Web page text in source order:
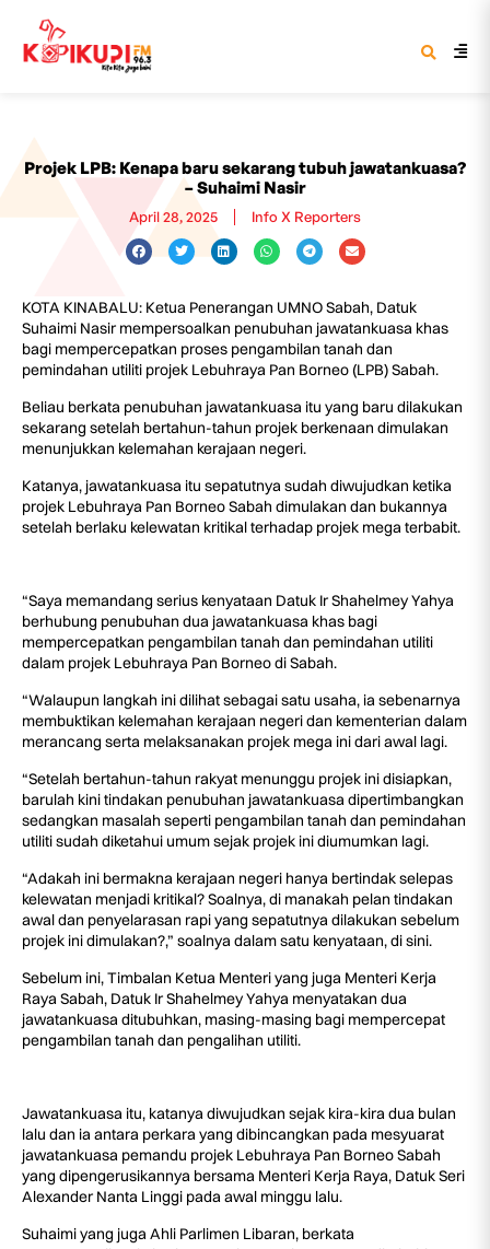
Projek LPB: Kenapa baru sekarang tubuh jawatankuasa?
– Suhaimi Nasir
April 28, 2025 Info X Reporters
KOTA KINABALU: Ketua Penerangan UMNO Sabah, Datuk
Suhaimi Nasir mempersoalkan penubuhan jawatankuasa khas
bagi mempercepatkan proses pengambilan tanah dan
pemindahan utiliti projek Lebuhraya Pan Borneo (LPB) Sabah.
Beliau berkata penubuhan jawatankuasa itu yang baru dilakukan
sekarang setelah bertahun-tahun projek berkenaan dimulakan
menunjukkan kelemahan kerajaan negeri.
Katanya, jawatankuasa itu sepatutnya sudah diwujudkan ketika
projek Lebuhraya Pan Borneo Sabah dimulakan dan bukannya
setelah berlaku kelewatan kritikal terhadap projek mega terbabit.
“Saya memandang serius kenyataan Datuk Ir Shahelmey Yahya
berhubung penubuhan dua jawatankuasa khas bagi
mempercepatkan pengambilan tanah dan pemindahan utiliti
dalam projek Lebuhraya Pan Borneo di Sabah.
“Walaupun langkah ini dilihat sebagai satu usaha, ia sebenarnya
membuktikan kelemahan kerajaan negeri dan kementerian dalam
merancang serta melaksanakan projek mega ini dari awal lagi.
“Setelah bertahun-tahun rakyat menunggu projek ini disiapkan,
barulah kini tindakan penubuhan jawatankuasa dipertimbangkan
sedangkan masalah seperti pengambilan tanah dan pemindahan
utiliti sudah diketahui umum sejak projek ini diumumkan lagi.
“Adakah ini bermakna kerajaan negeri hanya bertindak selepas
kelewatan menjadi kritikal? Soalnya, di manakah pelan tindakan
awal dan penyelarasan rapi yang sepatutnya dilakukan sebelum
projek ini dimulakan?,” soalnya dalam satu kenyataan, di sini.
Sebelum ini, Timbalan Ketua Menteri yang juga Menteri Kerja
Raya Sabah, Datuk Ir Shahelmey Yahya menyatakan dua
jawatankuasa ditubuhkan, masing-masing bagi mempercepat
pengambilan tanah dan pengalihan utiliti.
Jawatankuasa itu, katanya diwujudkan sejak kira-kira dua bulan
lalu dan ia antara perkara yang dibincangkan pada mesyuarat
jawatankuasa pemandu projek Lebuhraya Pan Borneo Sabah
yang dipengerusikannya bersama Menteri Kerja Raya, Datuk Seri
Alexander Nanta Linggi pada awal minggu lalu.
Suhaimi yang juga Ahli Parlimen Libaran, berkata